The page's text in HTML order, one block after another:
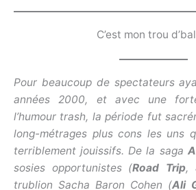
C’est mon trou
Pour beaucoup de spectateurs
années 2000, et avec une
l’humour trash, la période fut
long-métrages plus cons les uns
terriblement jouissifs. De la saga
sosies opportunistes (Road Trip,
trublion Sacha Baron Cohen (Ali